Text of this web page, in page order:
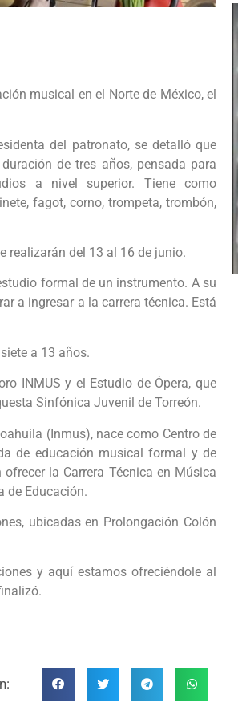
musical en el Norte de México, el
del patronato, se detalló que
de tres años, pensada para
a nivel superior. Tiene como
fagot, corno, trompeta, trombón,
realizarán del 13 al 16 de junio.
formal de un instrumento. A su
a ingresar a la carrera técnica. Está
a 13 años.
INMUS y el Estudio de Ópera, que
Sinfónica Juvenil de Torreón.
(Inmus), nace como Centro de
de educación musical formal y de
la Carrera Técnica en Música
de Educación.
ubicadas en Prolongación Colón
y aquí estamos ofreciéndole al